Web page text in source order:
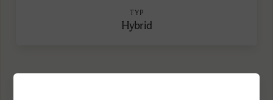
TYP
Hybrid